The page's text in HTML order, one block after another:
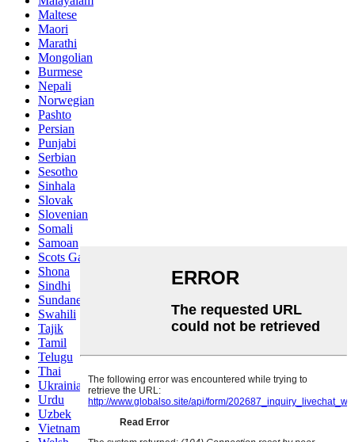
Maltese
Maori
Marathi
Mongolian
Burmese
Nepali
Norwegian
Pashto
Persian
Punjabi
Serbian
Sesotho
Sinhala
Slovak
Slovenian
Somali
Samoan
Scots Gaelic
Shona
Sindhi
Sundanese
Swahili
Tajik
Tamil
Telugu
Thai
Ukrainian
Urdu
Uzbek
Vietnamese